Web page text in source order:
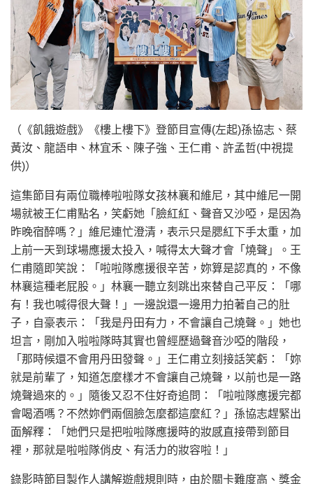
（《飢餓遊戲》《樓上樓下》登節目宣傳(左起)孫協志、蔡
黃汝、龍語申、林宜禾、陳子強、王仁甫、許孟哲(中視提
供)）
這集節目有兩位職棒啦啦隊女孩林襄和維尼，其中維尼一開
場就被王仁甫點名，笑虧她「臉紅紅、聲音又沙啞，是因為
昨晚宿醉嗎？」維尼連忙澄清，表示只是腮紅下手太重，加
上前一天到球場應援太投入，喊得太大聲才會「燒聲」。王
仁甫隨即笑說：「啦啦隊應援很辛苦，妳算是認真的，不像
林襄這種老屁股。」林襄一聽立刻跳出來替自己平反：「哪
有！我也喊得很大聲！」一邊說還一邊用力拍著自己的肚
子，自豪表示：「我是丹田有力，不會讓自己燒聲。」她也
坦言，剛加入啦啦隊時其實也曾經歷過聲音沙啞的階段，
「那時候還不會用丹田發聲。」王仁甫立刻接話笑虧：「妳
就是前輩了，知道怎麼樣才不會讓自己燒聲，以前也是一路
燒聲過來的。」隨後又忍不住好奇追問：「啦啦隊應援完都
會喝酒嗎？不然妳們兩個臉怎麼都這麼紅？」孫協志趕緊出
面解釋：「她們只是把啦啦隊應援時的妝感直接帶到節目
裡，那就是啦啦隊俏皮、有活力的妝容啦！」
錄影時節目製作人講解遊戲規則時，由於關卡難度高、獎金